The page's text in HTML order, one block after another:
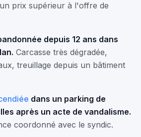
prix supérieur à l'offre de
depuis 12 ans dans
Carcasse très dégradée,
treuillage depuis un bâtiment
dans un parking de
après un acte de vandalisme.
coordonné avec le syndic.